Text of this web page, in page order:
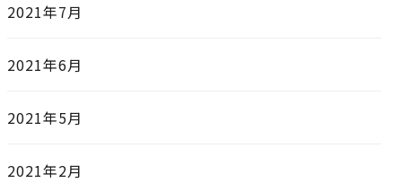
2021年7月
2021年6月
2021年5月
2021年2月